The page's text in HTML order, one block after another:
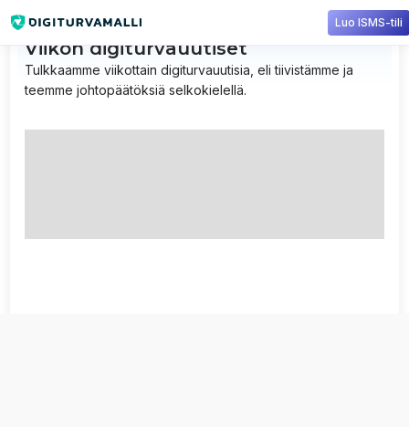
Viikon digiturvauutiset
Tulkkaamme viikottain digiturvauutisia, eli tiivistämme ja
teemme johtopäätöksiä selkokielellä.
Luo ISMS-tili